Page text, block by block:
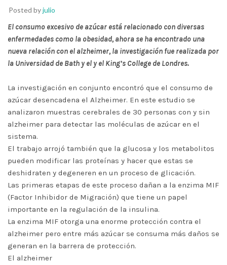
Posted byjulio
El consumo excesivo de azúcar está relacionado con diversas
enfermedades como la obesidad, ahora se ha encontrado una
nueva relación con el alzheimer, la investigación fue realizada por
la Universidad de Bath y el y el King’s College de Londres.
La investigación en conjunto encontró que el consumo de
azúcar desencadena el Alzheimer. En este estudio se
analizaron muestras cerebrales de 30 personas con y sin
alzheimer para detectar las moléculas de azúcar en el
sistema.
El trabajo arrojó también que la glucosa y los metabolitos
pueden modificar las proteínas y hacer que estas se
deshidraten y degeneren en un proceso de glicación.
Las primeras etapas de este proceso dañan a la enzima MIF
(Factor Inhibidor de Migración) que tiene un papel
importante en la regulación de la insulina.
La enzima MIF otorga una enorme protección contra el
alzheimer pero entre más azúcar se consuma más daños se
generan en la barrera de protección.
El alzheimer